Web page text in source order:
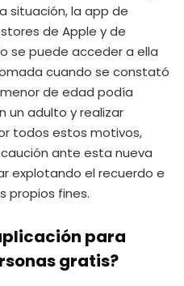
situación, la app de
de Apple y de
se puede acceder a ella
cuando se constató
de edad podía
un adulto y realizar
todos estos motivos,
ante esta nueva
explotando el recuerdo e
propios fines.
para
gratis?